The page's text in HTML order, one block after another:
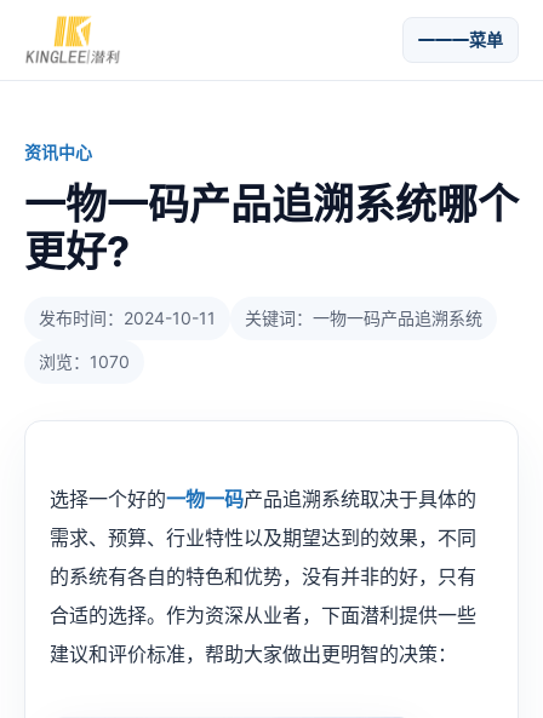
菜单
资讯中心
一物一码产品追溯系统哪个
更好?
发布时间：2024-10-11 关键词：一物一码产品追溯系统
浏览：1070
选择一个好的一物一码产品追溯系统取决于具体的
需求、预算、行业特性以及期望达到的效果，不同
的系统有各自的特色和优势，没有并非的好，只有
合适的选择。作为资深从业者，下面潜利提供一些
建议和评价标准，帮助大家做出更明智的决策：